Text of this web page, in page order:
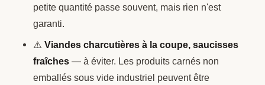
petite quantité passe souvent, mais rien n'est
garanti.
⚠️ Viandes charcutières à la coupe, saucisses
fraîches — à éviter. Les produits carnés non
emballés sous vide industriel peuvent être